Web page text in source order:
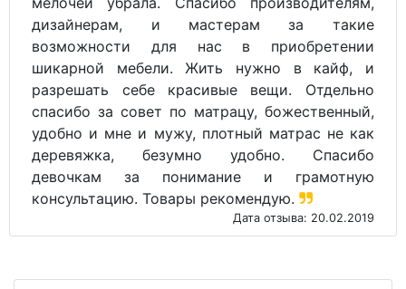
дизайнерам, и мастерам за такие
возможности для нас в приобретении
шикарной мебели. Жить нужно в кайф, и
разрешать себе красивые вещи. Отдельно
спасибо за совет по матрацу, божественный,
удобно и мне и мужу, плотный матрас не как
деревяжка, безумно удобно. Спасибо
девочкам за понимание и грамотную
консультацию. Товары рекомендую.
Дата отзыва: 20.02.2019